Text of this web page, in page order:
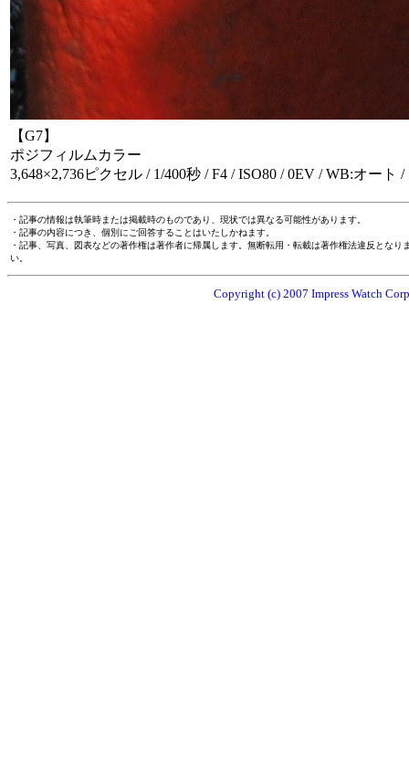
【G7】
ポジフィルムカラー
3,648×2,736ピクセル / 1/400秒 / F4 / ISO80 / 0EV / WB:オート /
・記事の情報は執筆時または掲載時のものであり、現状では異なる可能性があります。
・記事の内容につき、個別にご回答することはいたしかねます。
・記事、写真、図表などの著作権は著作者に帰属します。無断転用・転載は著作権法違反とな
い。
Copyright (c) 2007 Impress Watch